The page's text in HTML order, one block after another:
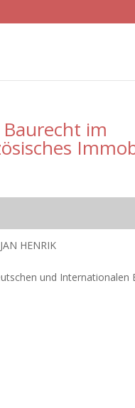
im
HENRIK
und Internationalen